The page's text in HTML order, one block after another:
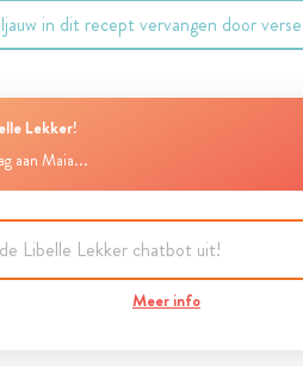
in dit recept vervangen door verse
Lekker!
aan Maia...
Meer info